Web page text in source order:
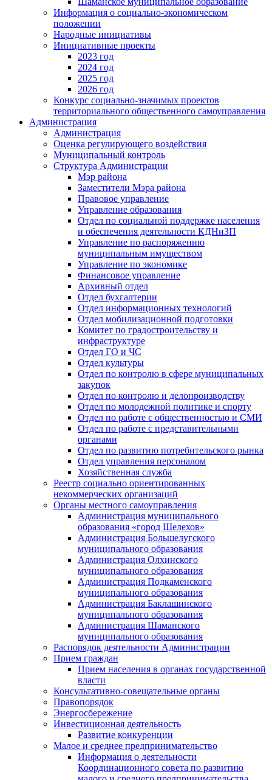
Информация о социально-экономическом
положении
Народные инициативы
Инициативные проекты
2023 год
2024 год
2025 год
2026 год
Конкурс социально-значимых проектов
территориального общественного самоуправления
Администрация
Администрация
Оценка регулирующего воздействия
Муниципальный контроль
Структура Администрации
Мэр района
Заместители Мэра района
Правовое управление
Управление образования
Отдел по социальной поддержке населения
и обеспечения деятельности КДНиЗП
Управление по распоряжению
муниципальным имуществом
Управление по экономике
Финансовое управление
Архивный отдел
Отдел бухгалтерии
Отдел информационных технологий
Отдел мобилизационной подготовки
Комитет по градостроительству и
инфраструктуре
Отдел ГО и ЧС
Отдел культуры
Отдел по контролю в сфере муниципальных
закупок
Отдел по контролю и делопроизводству
Отдел по молодежной политике и спорту
Отдел по работе с общественностью и СМИ
Отдел по работе с представительными
органами
Отдел по развитию потребительского рынка
Отдел управления персоналом
Хозяйственная служба
Реестр социально ориентированных
некоммерческих организаций
Органы местного самоуправления
Администрация муниципального
образования «город Шелехов»
Администрация Большелугского
муниципального образования
Администрация Олхинского
муниципального образования
Администрация Подкаменского
муниципального образования
Администрация Баклашинского
муниципального образования
Администрация Шаманского
муниципального образования
Распорядок деятельности Администрации
Прием граждан
Прием населения в органах государственной
власти
Консультативно-совещательные органы
Правопорядок
Энергосбережение
Инвестиционная деятельность
Развитие конкуренции
Малое и среднее предпринимательство
Информация о деятельности
Координационного совета по развитию